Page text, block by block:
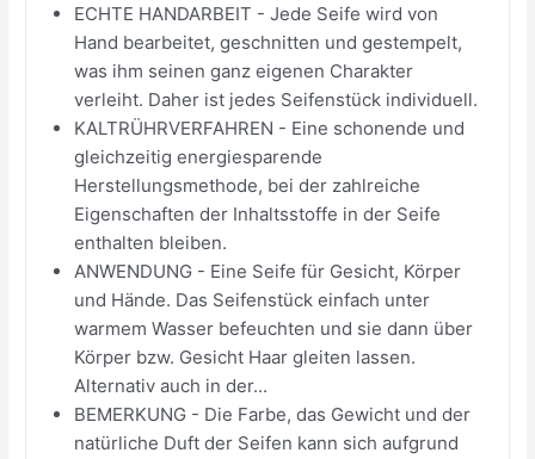
ECHTE HANDARBEIT - Jede Seife wird von
Hand bearbeitet, geschnitten und gestempelt,
was ihm seinen ganz eigenen Charakter
verleiht. Daher ist jedes Seifenstück individuell.
KALTRÜHRVERFAHREN - Eine schonende und
gleichzeitig energiesparende
Herstellungsmethode, bei der zahlreiche
Eigenschaften der Inhaltsstoffe in der Seife
enthalten bleiben.
ANWENDUNG - Eine Seife für Gesicht, Körper
und Hände. Das Seifenstück einfach unter
warmem Wasser befeuchten und sie dann über
Körper bzw. Gesicht Haar gleiten lassen.
Alternativ auch in der...
BEMERKUNG - Die Farbe, das Gewicht und der
natürliche Duft der Seifen kann sich aufgrund